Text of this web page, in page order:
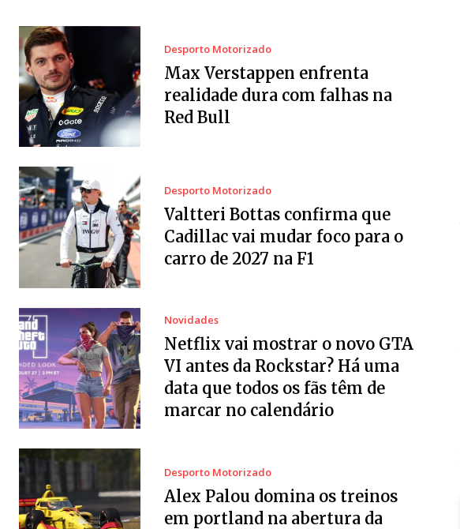
Desporto Motorizado
Max Verstappen enfrenta
realidade dura com falhas na
Red Bull
Desporto Motorizado
Valtteri Bottas confirma que
Cadillac vai mudar foco para o
carro de 2027 na F1
Novidades
Netflix vai mostrar o novo GTA
VI antes da Rockstar? Há uma
data que todos os fãs têm de
marcar no calendário
Desporto Motorizado
Alex Palou domina os treinos
em portland na abertura da